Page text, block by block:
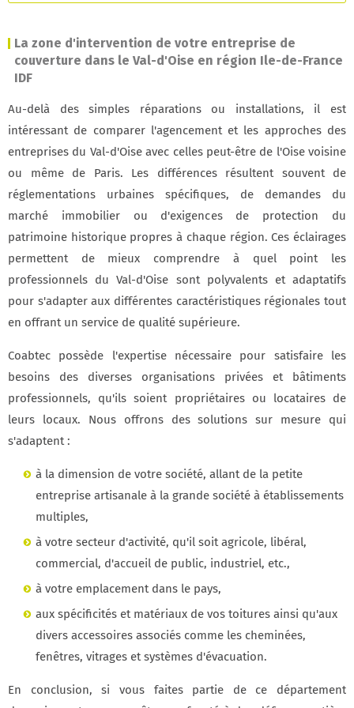
La zone d'intervention de votre entreprise de
couverture dans le Val-d'Oise en région Ile-de-France
IDF
Au-delà des simples réparations ou installations, il est
intéressant de comparer l'agencement et les approches des
entreprises du Val-d'Oise avec celles peut-être de l'Oise voisine
ou même de Paris. Les différences résultent souvent de
réglementations urbaines spécifiques, de demandes du
marché immobilier ou d'exigences de protection du
patrimoine historique propres à chaque région. Ces éclairages
permettent de mieux comprendre à quel point les
professionnels du Val-d'Oise sont polyvalents et adaptatifs
pour s'adapter aux différentes caractéristiques régionales tout
en offrant un service de qualité supérieure.
Coabtec possède l'expertise nécessaire pour satisfaire les
besoins des diverses organisations privées et bâtiments
professionnels, qu'ils soient propriétaires ou locataires de
leurs locaux. Nous offrons des solutions sur mesure qui
s'adaptent :
à la dimension de votre société, allant de la petite
entreprise artisanale à la grande société à établissements
multiples,
à votre secteur d'activité, qu'il soit agricole, libéral,
commercial, d'accueil de public, industriel, etc.,
à votre emplacement dans le pays,
aux spécificités et matériaux de vos toitures ainsi qu'aux
divers accessoires associés comme les cheminées,
fenêtres, vitrages et systèmes d'évacuation.
En conclusion, si vous faites partie de ce département